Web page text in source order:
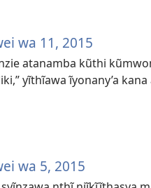
wa 11, 2015
atanamba kũthi
yĩthĩawa ĩyonany’a
wa 5, 2015